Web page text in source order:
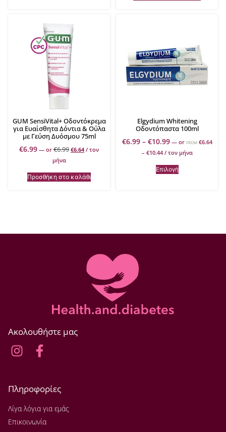
GUM SensiVital+ Οδοντόκρεμα
για Ευαίσθητα Δόντια & Ούλα
με Γεύση Δυόσμου 75ml
€6.99 — or €6.99 €6.64 / τον
μήνα
Προσθήκη στο καλάθι
Elgydium Whitening
Οδοντόπαστα 100ml
€6.99 – €10.99 —or FROM €6.64
– €10.44 / τον μήνα
Επιλογή
Ακολουθήστε μας
Πληροφορίες
Λίγα λόγια για εμάς
Επικοινωνία